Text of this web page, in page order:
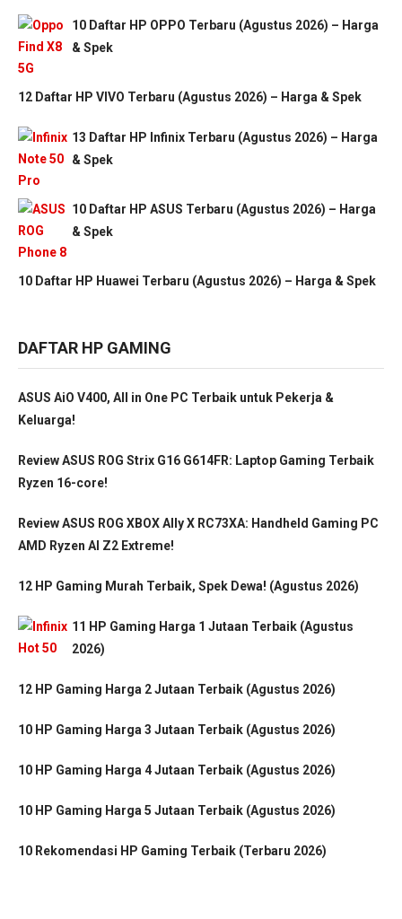
10 Daftar HP OPPO Terbaru (Agustus 2026) – Harga
& Spek
12 Daftar HP VIVO Terbaru (Agustus 2026) – Harga & Spek
13 Daftar HP Infinix Terbaru (Agustus 2026) – Harga
& Spek
10 Daftar HP ASUS Terbaru (Agustus 2026) – Harga
& Spek
10 Daftar HP Huawei Terbaru (Agustus 2026) – Harga & Spek
DAFTAR HP GAMING
ASUS AiO V400, All in One PC Terbaik untuk Pekerja &
Keluarga!
Review ASUS ROG Strix G16 G614FR: Laptop Gaming Terbaik
Ryzen 16-core!
Review ASUS ROG XBOX Ally X RC73XA: Handheld Gaming PC
AMD Ryzen AI Z2 Extreme!
12 HP Gaming Murah Terbaik, Spek Dewa! (Agustus 2026)
11 HP Gaming Harga 1 Jutaan Terbaik (Agustus
2026)
12 HP Gaming Harga 2 Jutaan Terbaik (Agustus 2026)
10 HP Gaming Harga 3 Jutaan Terbaik (Agustus 2026)
10 HP Gaming Harga 4 Jutaan Terbaik (Agustus 2026)
10 HP Gaming Harga 5 Jutaan Terbaik (Agustus 2026)
10 Rekomendasi HP Gaming Terbaik (Terbaru 2026)